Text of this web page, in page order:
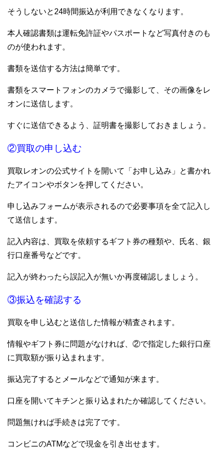
そうしないと24時間振込が利用できなくなります。
本人確認書類は運転免許証やパスポートなど写真付きのも
のが使われます。
書類を送信する方法は簡単です。
書類をスマートフォンのカメラで撮影して、その画像をレ
オンに送信します。
すぐに送信できるよう、証明書を撮影しておきましょう。
②買取の申し込む
買取レオンの公式サイトを開いて「お申し込み」と書かれ
たアイコンやボタンを押してください。
申し込みフォームが表示されるので必要事項を全て記入し
て送信します。
記入内容は、買取を依頼するギフト券の種類や、氏名、銀
行口座番号などです。
記入が終わったら誤記入が無いか再度確認しましょう。
③振込を確認する
買取を申し込むと送信した情報が精査されます。
情報やギフト券に問題がなければ、②で指定した銀行口座
に買取額が振り込まれます。
振込完了するとメールなどで通知が来ます。
口座を開いてキチンと振り込まれたか確認してください。
問題無ければ手続きは完了です。
コンビニのATMなどで現金を引き出せます。